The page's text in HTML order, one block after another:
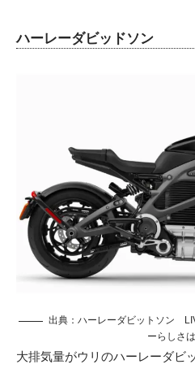
ハーレーダビッドソン
出典： ハーレーダビットソン
ーらしさ
大排気量がウリのハーレーダビ